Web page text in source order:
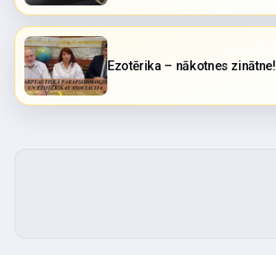
Ezotērika – nākotnes zinātne!